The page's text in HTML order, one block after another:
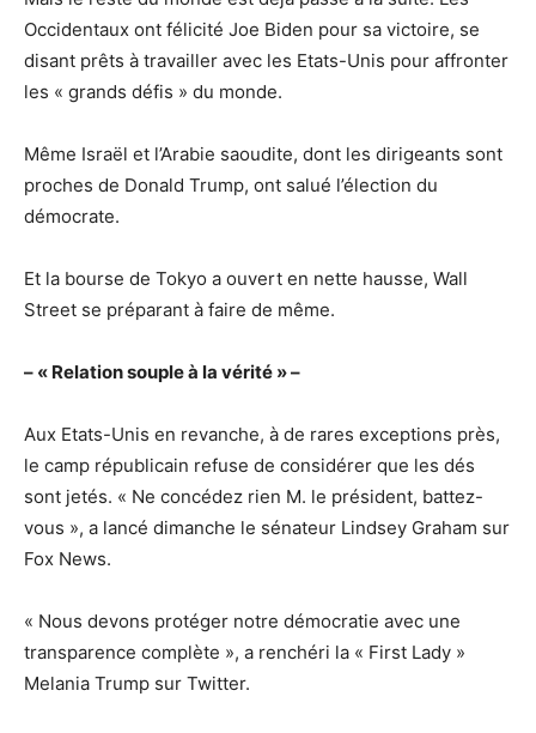
Occidentaux ont félicité Joe Biden pour sa victoire, se
disant prêts à travailler avec les Etats-Unis pour affronter
les « grands défis » du monde.
Même Israël et l’Arabie saoudite, dont les dirigeants sont
proches de Donald Trump, ont salué l’élection du
démocrate.
Et la bourse de Tokyo a ouvert en nette hausse, Wall
Street se préparant à faire de même.
– « Relation souple à la vérité » –
Aux Etats-Unis en revanche, à de rares exceptions près,
le camp républicain refuse de considérer que les dés
sont jetés. « Ne concédez rien M. le président, battez-
vous », a lancé dimanche le sénateur Lindsey Graham sur
Fox News.
« Nous devons protéger notre démocratie avec une
transparence complète », a renchéri la « First Lady »
Melania Trump sur Twitter.